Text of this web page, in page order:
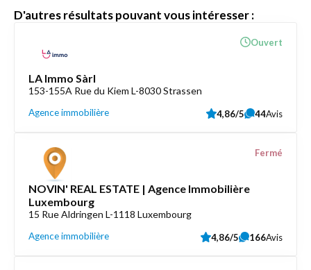
D'autres résultats pouvant vous intéresser :
LA Immo Sàrl
153-155A Rue du Kiem L-8030 Strassen
Agence immobilière
Ouvert
4,86/5 44Avis
NOVIN' REAL ESTATE | Agence Immobilière
Luxembourg
15 Rue Aldringen L-1118 Luxembourg
Agence immobilière
Fermé
4,86/5 166Avis